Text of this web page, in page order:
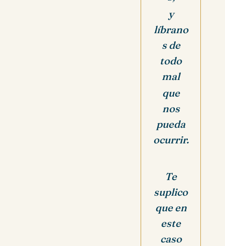
y
líbrano
s de
todo
mal
que
nos
pueda
ocurrir.
Te
suplico
que en
este
caso